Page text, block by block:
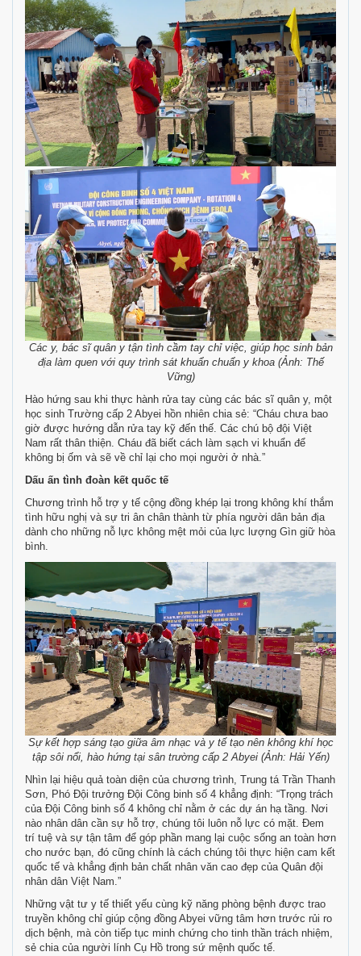
Các y, bác sĩ quân y tận tình cầm tay chỉ việc, giúp học sinh bản
địa làm quen với quy trình sát khuẩn chuẩn y khoa (Ảnh: Thế
Vững)
Hào hứng sau khi thực hành rửa tay cùng các bác sĩ quân y, một
học sinh Trường cấp 2 Abyei hồn nhiên chia sẻ: “Cháu chưa bao
giờ được hướng dẫn rửa tay kỹ đến thế. Các chú bộ đội Việt
Nam rất thân thiện. Cháu đã biết cách làm sạch vi khuẩn để
không bị ốm và sẽ về chỉ lại cho mọi người ở nhà.”
Dấu ấn tình đoàn kết quốc tế
Chương trình hỗ trợ y tế cộng đồng khép lại trong không khí thắm
tình hữu nghị và sự tri ân chân thành từ phía người dân bản địa
dành cho những nỗ lực không mệt mỏi của lực lượng Gìn giữ hòa
bình.
Sự kết hợp sáng tạo giữa âm nhạc và y tế tạo nên không khí học
tập sôi nổi, hào hứng tại sân trường cấp 2 Abyei (Ảnh: Hải Yến)
Nhìn lại hiệu quả toàn diện của chương trình, Trung tá Trần Thanh
Sơn, Phó Đội trưởng Đội Công binh số 4 khẳng định: “Trọng trách
của Đội Công binh số 4 không chỉ nằm ở các dự án hạ tầng. Nơi
nào nhân dân cần sự hỗ trợ, chúng tôi luôn nỗ lực có mặt. Đem
trí tuệ và sự tận tâm để góp phần mang lại cuộc sống an toàn hơn
cho nước bạn, đó cũng chính là cách chúng tôi thực hiện cam kết
quốc tế và khẳng định bản chất nhân văn cao đẹp của Quân đội
nhân dân Việt Nam.”
Những vật tư y tế thiết yếu cùng kỹ năng phòng bệnh được trao
truyền không chỉ giúp cộng đồng Abyei vững tâm hơn trước rủi ro
dịch bệnh, mà còn tiếp tục minh chứng cho tinh thần trách nhiệm,
sẻ chia của người lính Cụ Hồ trong sứ mệnh quốc tế.